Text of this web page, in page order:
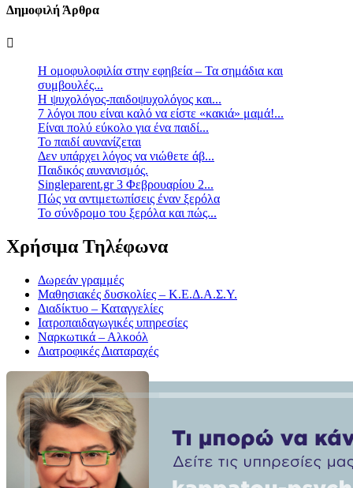
Δημοφιλή Άρθρα
Η ομοφυλοφιλία στην εφηβεία – Τα σημάδια και
συμβουλές...
Η ψυχολόγος-παιδοψυχολόγος και...
7 λόγοι που είναι καλό να είστε «κακιά» μαμά!...
Είναι πολύ εύκολο για ένα παιδί...
Το παιδί αυνανίζεται
Δεν υπάρχει λόγος να νιώθετε άβ...
Παιδικός αυνανισμός.
Singleparent.gr 3 Φεβρουαρίου 2...
Πώς να αντιμετωπίσεις έναν ξερόλα
Το σύνδρομο του ξερόλα και πώς...
Χρήσιμα Τηλέφωνα
Δωρεάν γραμμές
Μαθησιακές δυσκολίες – Κ.Ε.Δ.Α.Σ.Υ.
Διαδίκτυο – Καταγγελίες
Ιατροπαιδαγωγικές υπηρεσίες
Ναρκωτικά – Αλκοόλ
Διατροφικές Διαταραχές